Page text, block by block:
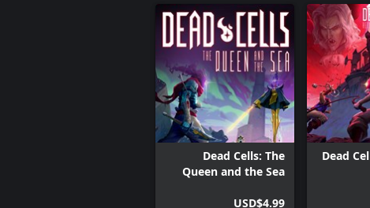
Dead
Dead Cells: The
Queen and the Sea
USD$4.99